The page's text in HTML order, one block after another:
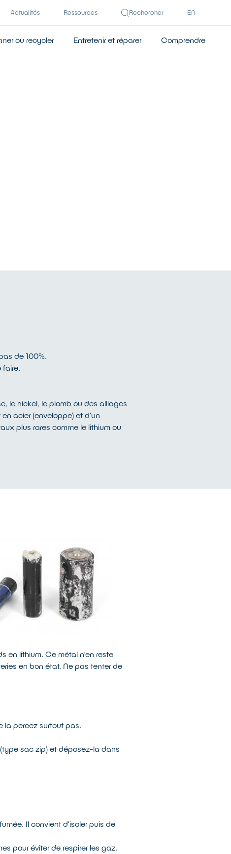
Actualités Ressources Rechercher EN
ou recycler Entretenir et réparer Comprendre
de 100%.
faire.
le nickel, le plomb ou des alliages
acier (enveloppe) et d’un
plus rares comme le lithium ou
en lithium. Ce métal n’en reste
en bon état. Ne pas tenter de
la percez surtout pas.
(type sac zip) et déposez-la dans
Il convient d’isoler puis de
pour éviter de respirer les gaz.